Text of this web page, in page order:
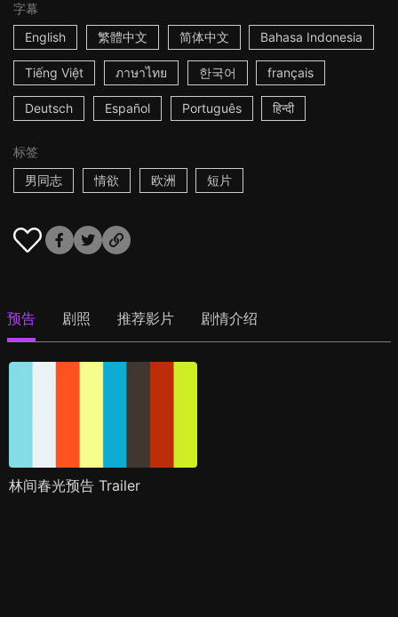
字幕
English
繁體中文 简体中文 Bahasa Indonesia
Tiếng Việt ภาษาไทย 한국어 français
Deutsch Español Português हिन्दी
标签
男同志
情欲 欧洲 短片
预告 剧照 推荐影片 剧情介绍
林间春光预告 Trailer